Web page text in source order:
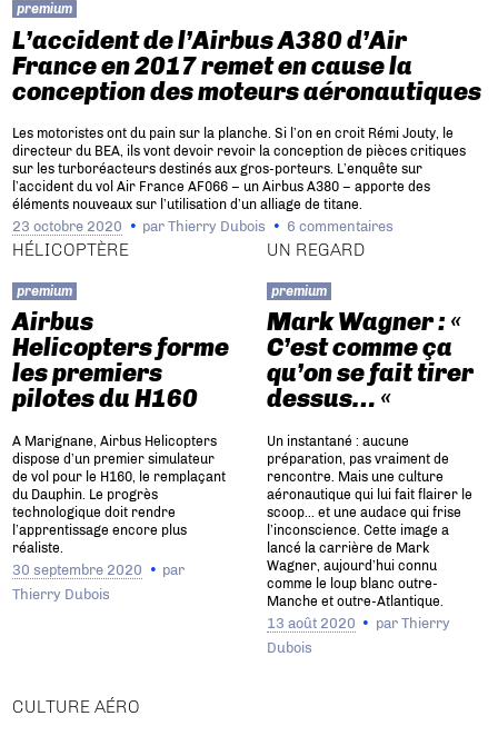
premium
L’accident de l’Airbus A380 d’Air
France en 2017 remet en cause la
conception des moteurs aéronautiques
Les motoristes ont du pain sur la planche. Si l’on en croit Rémi Jouty, le
directeur du BEA, ils vont devoir revoir la conception de pièces critiques
sur les turboréacteurs destinés aux gros-porteurs. L’enquête sur
l’accident du vol Air France AF066 – un Airbus A380 – apporte des
éléments nouveaux sur l’utilisation d’un alliage de titane.
23 octobre 2020 parThierry Dubois 6 commentaires
HÉLICOPTÈRE
premium
Airbus
Helicopters forme
les premiers
pilotes du H160
A Marignane, Airbus Helicopters
dispose d’un premier simulateur
de vol pour le H160, le remplaçant
du Dauphin. Le progrès
technologique doit rendre
l’apprentissage encore plus
réaliste.
30 septembre 2020
par
Thierry Dubois
UN REGARD
premium
Mark Wagner : «
C’est comme ça
qu’on se fait tirer
dessus… «
Un instantané : aucune
préparation, pas vraiment de
rencontre. Mais une culture
aéronautique qui lui fait flairer le
scoop… et une audace qui frise
l’inconscience. Cette image a
lancé la carrière de Mark
Wagner, aujourd’hui connu
comme le loup blanc outre-
Manche et outre-Atlantique.
13 août 2020 parThierry
Dubois
CULTURE AÉRO